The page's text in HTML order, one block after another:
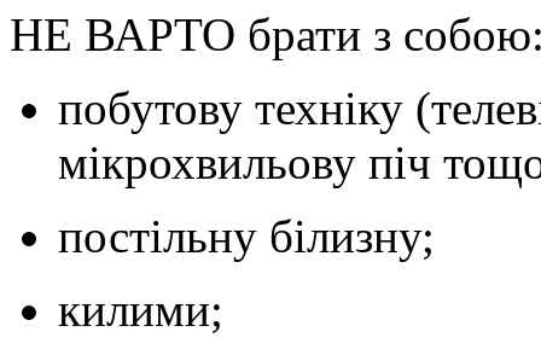
НЕ ВАРТО брати з
побутову техніку
мікрохвильову піч
постільну білизну;
килими;